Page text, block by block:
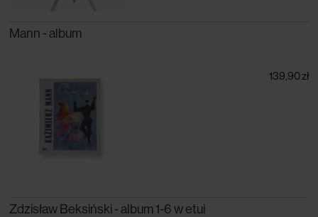
Mann - album
139,90 zł
Zdzisław Beksiński - album 1-6 w etui